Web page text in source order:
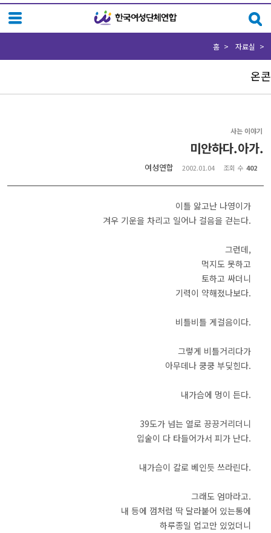
온콘
홈 자료실
사는 이야기
미안하다.아가.
여성연합 2002.01.04 조회 수 402
이틀 앓고난 나영이가
겨우 기운을 차리고 일어나 걸음을 걷는다.
그런데,
먹지도 못하고
토하고 싸더니
기력이 약해졌나보다.
비틀비틀 게걸음이다.
그렇게 비틀거리다가
아무데나 쿵쿵 부딪힌다.
내가슴에 멍이 든다.
39도가 넘는 열로 끙끙거리더니
입술이 다 타들어가서 피가 난다.
내가슴이 칼로 베인듯 쓰라린다.
그래도 엄마라고.
내 등에 껌처럼 딱 달라붙어 있는통에
하루종일 업고만 있었더니